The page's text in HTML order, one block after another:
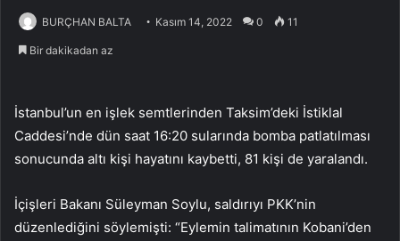
BURÇHAN BALTA Kasım 14, 2022 0 11
Bir dakikadan az
İstanbul’un en işlek semtlerinden Taksim’deki İstiklal
Caddesi’nde dün saat 16:20 sularında bomba patlatılması
sonucunda altı kişi hayatını kaybetti, 81 kişi de yaralandı.
İçişleri Bakanı Süleyman Soylu, saldırıyı PKK’nin
düzenlediğini söylemişti: “Eylemin talimatının Kobani’den